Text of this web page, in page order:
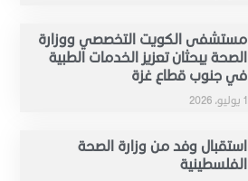
مستشفى الكويت التخصصي ووزارة
الصحة يبحثان تعزيز الخدمات الطبية
في جنوب قطاع غزة
1 يوليو، 2026
استقبال وفد من وزارة الصحة
الفلسطينية